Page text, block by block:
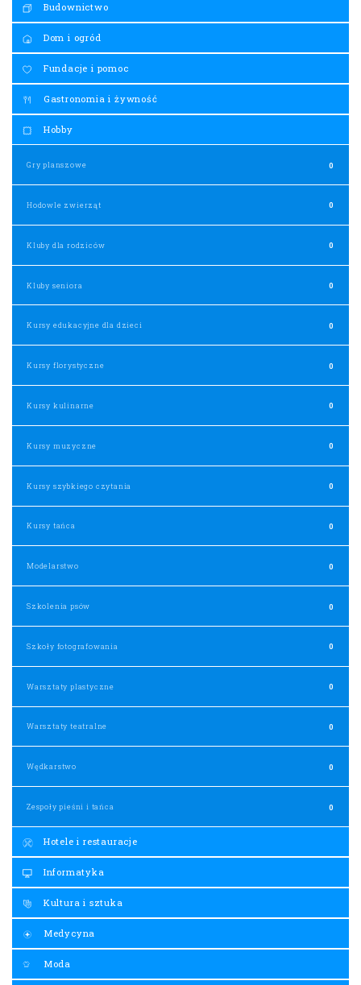
Budownictwo
Dom i ogród
Fundacje i pomoc
Gastronomia i żywność
Hobby
Gry planszowe 0
Hodowle zwierząt 0
Kluby dla rodziców 0
Kluby seniora 0
Kursy edukacyjne dla dzieci 0
Kursy florystyczne 0
Kursy kulinarne 0
Kursy muzyczne 0
Kursy szybkiego czytania 0
Kursy tańca 0
Modelarstwo 0
Szkolenia psów 0
Szkoły fotografowania 0
Warsztaty plastyczne 0
Warsztaty teatralne 0
Wędkarstwo 0
Zespoły pieśni i tańca 0
Hotele i restauracje
Informatyka
Kultura i sztuka
Medycyna
Moda